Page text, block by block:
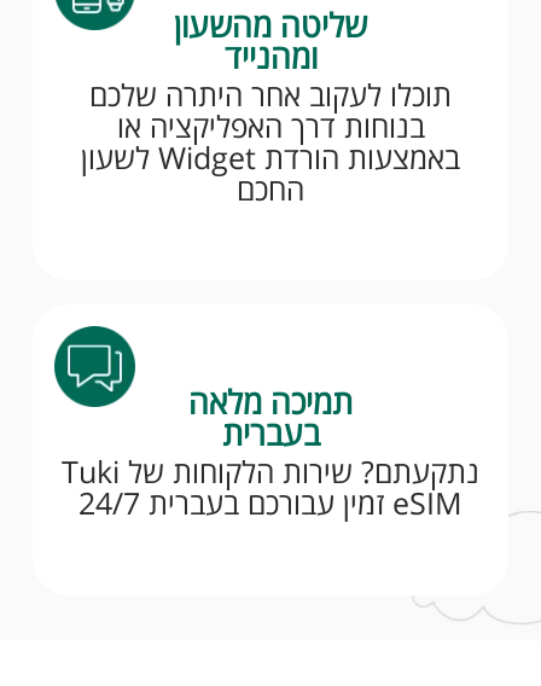
שליטה מהשעון
ומהנייד
תוכלו לעקוב אחר היתרה שלכם
בנוחות דרך האפליקציה או
באמצעות הורדת Widget לשעון
החכם
תמיכה מלאה
בעברית
נתקעתם? שירות הלקוחות של Tuki
eSIM זמין עבורכם בעברית 24/7